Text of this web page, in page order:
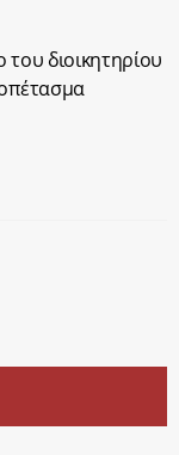
διοικητηρίου